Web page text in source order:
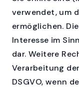
verwendet, um
ermöglichen.
Interesse im
dar. Weitere
Verarbeitung
DSGVO, wenn